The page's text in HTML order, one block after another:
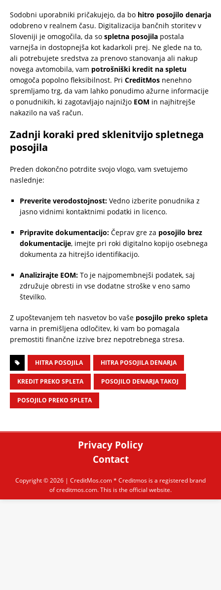
Sodobni uporabniki pričakujejo, da bo hitro posojilo denarja
odobreno v realnem času. Digitalizacija bančnih storitev v
Sloveniji je omogočila, da so spletna posojila postala
varnejša in dostopnejša kot kadarkoli prej. Ne glede na to,
ali potrebujete sredstva za prenovo stanovanja ali nakup
novega avtomobila, vam potrošniški kredit na spletu
omogoča popolno fleksibilnost. Pri CreditMos nenehno
spremljamo trg, da vam lahko ponudimo ažurne informacije
o ponudnikih, ki zagotavljajo najnižjo EOM in najhitrejše
nakazilo na vaš račun.
Zadnji koraki pred sklenitvijo spletnega
posojila
Preden dokončno potrdite svojo vlogo, vam svetujemo
naslednje:
Preverite verodostojnost: Vedno izberite ponudnika z
jasno vidnimi kontaktnimi podatki in licenco.
Pripravite dokumentacijo: Čeprav gre za posojilo brez
dokumentacije, imejte pri roki digitalno kopijo osebnega
dokumenta za hitrejšo identifikacijo.
Analizirajte EOM: To je najpomembnejši podatek, saj
združuje obresti in vse dodatne stroške v eno samo
številko.
Z upoštevanjem teh nasvetov bo vaše posojilo preko spleta
varna in premišljena odločitev, ki vam bo pomagala
premostiti finančne izzive brez nepotrebnega stresa.
HITRA POSOJILA HITRA POSOJILA DENARJA
KREDIT PREKO SPLETA POSOJILO DENARJA TAKOJ
POSOJILO PREKO SPLETA
Privacy Policy
Contact
Copyright © 2026 | CreditMos.com* Creditmos is a registered brand
of creditmos.com. This is the official website.